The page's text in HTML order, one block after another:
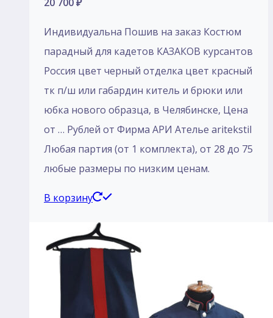
Индивидуальна Пошив на заказ Костюм
парадный для кадетов КАЗАКОВ курсантов
Россия цвет черный отделка цвет красный
тк п/ш или габардин китель и брюки или
юбка нового образца, в Челябинске, Цена
от … Рублей от Фирма АРИ Ателье aritekstil
Любая партия (от 1 комплекта), от 28 до 75
любые размеры по низким ценам.
В корзину